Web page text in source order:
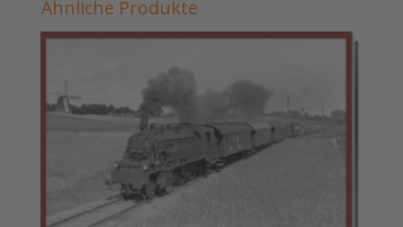
Ähnliche Produkte